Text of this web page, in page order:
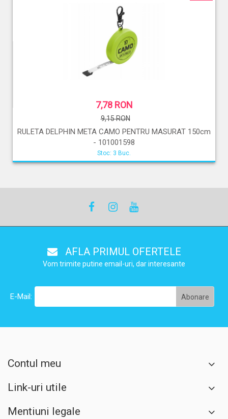
7,78 RON
9,15 RON
RULETA DELPHIN META CAMO PENTRU MASURAT 150cm
- 101001598
Stoc: 3 Buc.
AFLA PRIMUL OFERTELE
Vom trimite putine email-uri, dar interesante
E-Mail:
Contul meu
Link-uri utile
Mentiuni legale